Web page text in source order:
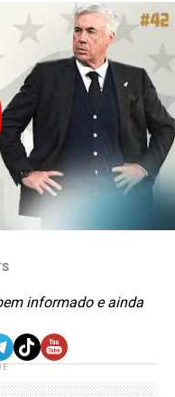
informado e ainda